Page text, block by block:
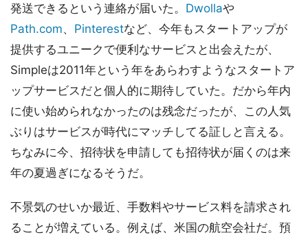
発送できるという連絡が届いた。 Dwollaや
Path.com、 Pinterestなど、今年もスタートアップが
提供するユニークで便利なサービスと出会えたが、
Simpleは2011年という年をあらわすようなスタートア
ップサービスだと個人的に期待していた。だから年内
に使い始められなかったのは残念だったが、この人気
ぶりはサービスが時代にマッチしてる証しと言える。
ちなみに今、招待状を申請しても招待状が届くのは来
年の夏過ぎになるそうだ。
不景気のせいか最近、手数料やサービス料を請求され
ることが増えている。例えば、米国の航空会社だ。預